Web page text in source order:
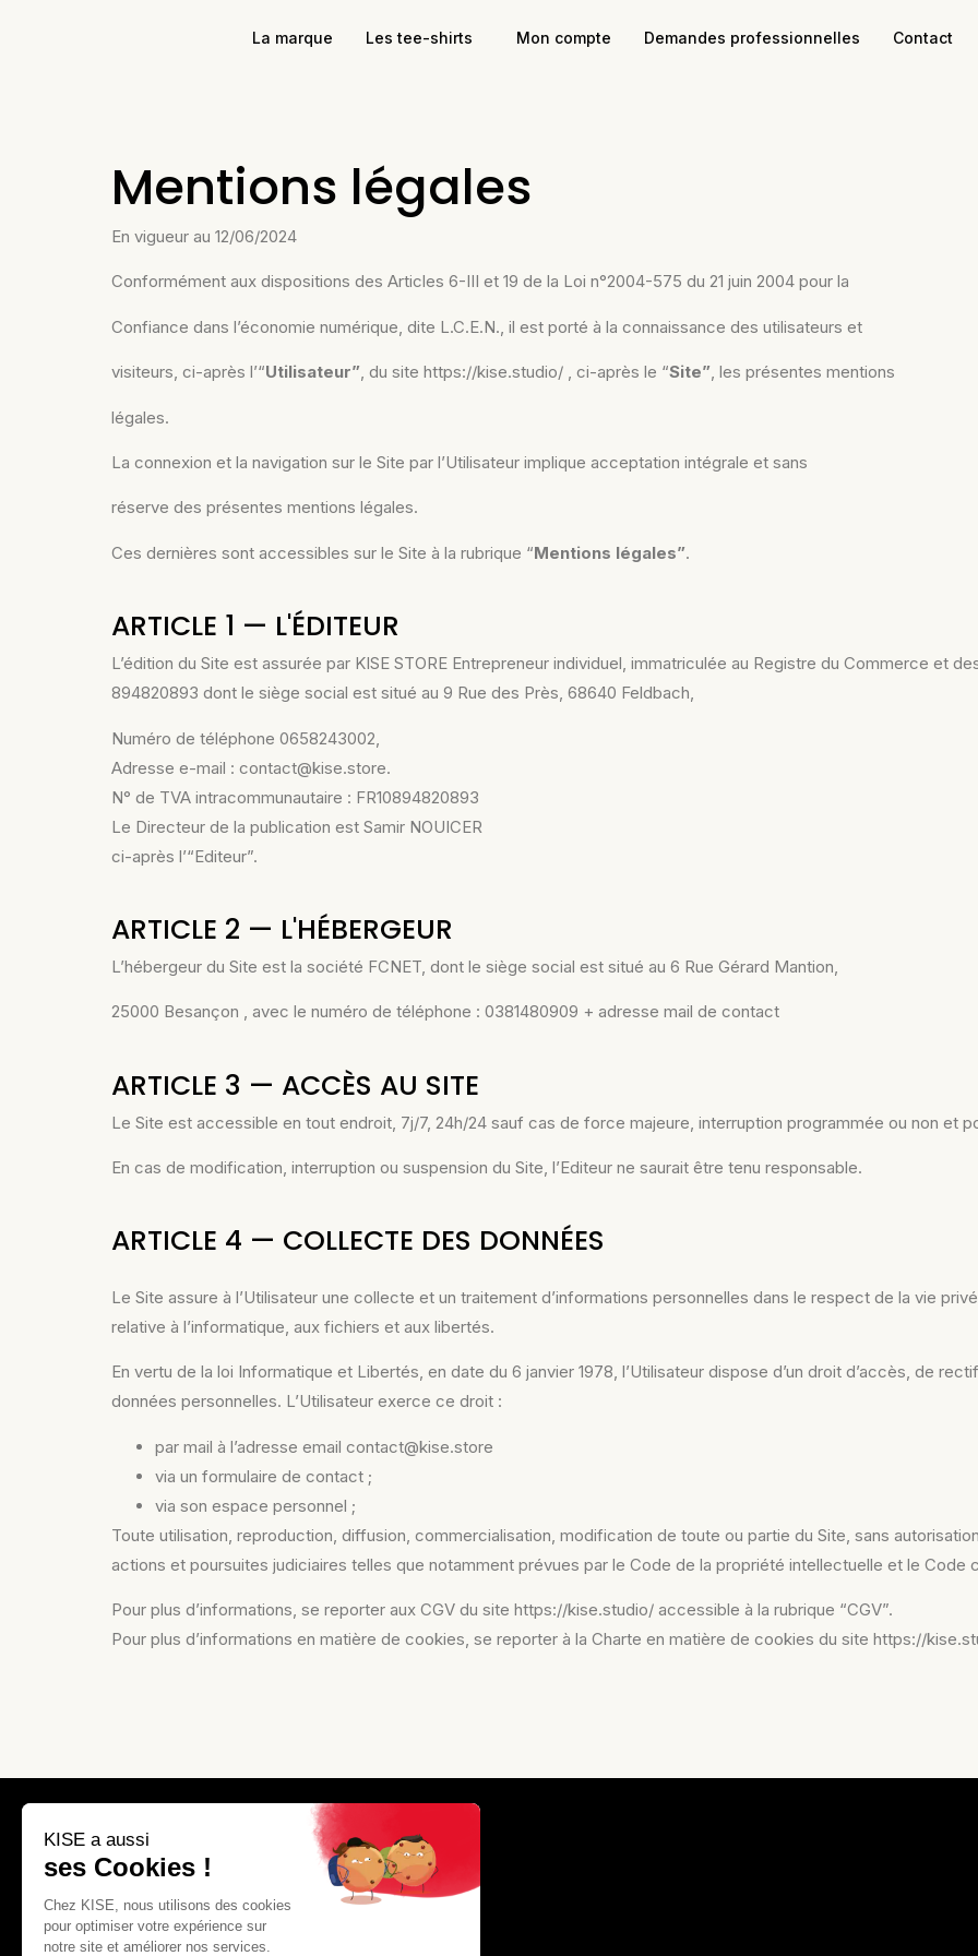
La marque Les tee-shirts Mon compte Demandes professionnelles Contact
Mentions légales
En vigueur au 12/06/2024
Conformément aux dispositions des Articles 6-III et 19 de la Loi n°2004-575 du 21 juin 2004 pour la
Confiance dans l’économie numérique, dite L.C.E.N., il est porté à la connaissance des utilisateurs et
visiteurs, ci-après l’“Utilisateur”, du site https://kise.studio/ , ci-après le “Site”, les présentes mentions
légales.
La connexion et la navigation sur le Site par l’Utilisateur implique acceptation intégrale et sans
réserve des présentes mentions légales.
Ces dernières sont accessibles sur le Site à la rubrique “Mentions légales”.
ARTICLE 1 — L'ÉDITEUR
L’édition du Site est assurée par KISE STORE Entrepreneur individuel, immatriculée au Registre du Commerce et
894820893 dont le siège social est situé au 9 Rue des Près, 68640 Feldbach,
Numéro de téléphone 0658243002,
Adresse e-mail : contact@kise.store.
N° de TVA intracommunautaire : FR10894820893
Le Directeur de la publication est Samir NOUICER
ci-après l’“Editeur”.
ARTICLE 2 — L'HÉBERGEUR
L’hébergeur du Site est la société FCNET, dont le siège social est situé au 6 Rue Gérard Mantion,
25000 Besançon , avec le numéro de téléphone : 0381480909 + adresse mail de contact
ARTICLE 3 — ACCÈS AU SITE
Le Site est accessible en tout endroit, 7j/7, 24h/24 sauf cas de force majeure, interruption programmée ou non et
En cas de modification, interruption ou suspension du Site, l’Editeur ne saurait être tenu responsable.
ARTICLE 4 — COLLECTE DES DONNÉES
Le Site assure à l’Utilisateur une collecte et un traitement d’informations personnelles dans le respect de la vie
relative à l’informatique, aux fichiers et aux libertés.
En vertu de la loi Informatique et Libertés, en date du 6 janvier 1978, l’Utilisateur dispose d’un droit d’accès, de
données personnelles. L’Utilisateur exerce ce droit :
par mail à l’adresse email contact@kise.store
via un formulaire de contact ;
via son espace personnel ;
Toute utilisation, reproduction, diffusion, commercialisation, modification de toute ou partie du Site, sans
actions et poursuites judiciaires telles que notamment prévues par le Code de la propriété intellectuelle et le Code
Pour plus d’informations, se reporter aux CGV du site https://kise.studio/ accessible à la rubrique “CGV”.
Pour plus d’informations en matière de cookies, se reporter à la Charte en matière de cookies du site https://